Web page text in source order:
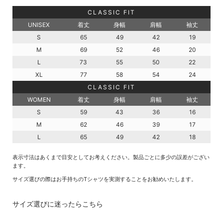
CLASSIC FIT
UNISEX
着丈 身幅 肩幅
袖丈
S
65 49 42
19
M
69 52 46
20
L
73 55 50
22
XL
77 58 54
24
CLASSIC FIT
WOMEN
着丈 身幅 肩幅
袖丈
S
59 43 36
16
M
62 46 39
17
L
65 49 42 18
表示寸法はあくまで目安としてお考えください。製品ごとに多少の誤差がござい
ます。
サイズ選びの際はお手持ちのTシャツを実測することをお勧めいたします。
サイズ選びに迷ったらこちら